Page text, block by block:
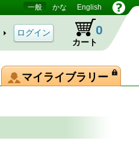
一般 かな English
カート
0
マイライブラリー